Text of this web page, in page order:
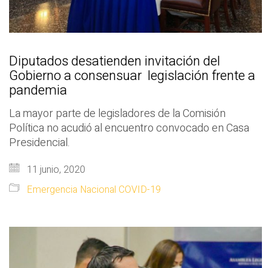
Diputados desatienden invitación del
Gobierno a consensuar legislación frente a
pandemia
La mayor parte de legisladores de la Comisión
Política no acudió al encuentro convocado en Casa
Presidencial.
11 junio, 2020
Emergencia Nacional COVID-19